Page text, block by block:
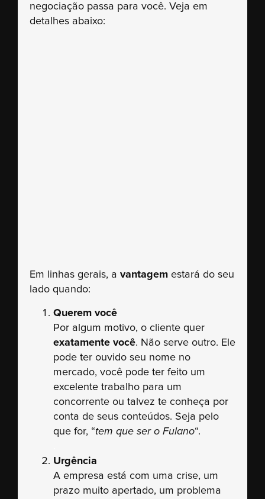
negociação passa para você. Veja em
detalhes abaixo:
Em linhas gerais, a vantagem estará do seu
lado quando:
Querem você
Por algum motivo, o cliente quer
exatamente você. Não serve outro. Ele
pode ter ouvido seu nome no
mercado, você pode ter feito um
excelente trabalho para um
concorrente ou talvez te conheça por
conta de seus conteúdos. Seja pelo
que for, “tem que ser o Fulano“.
Urgência
A empresa está com uma crise, um
prazo muito apertado, um problema